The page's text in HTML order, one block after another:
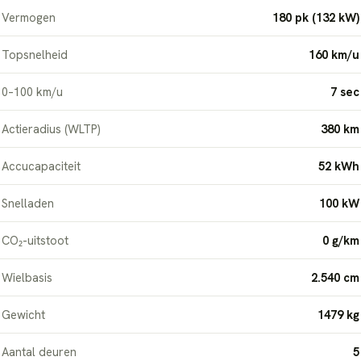
Vermogen 180 pk (132 kW)
Topsnelheid 160 km/u
0–100 km/u 7 sec
Actieradius (WLTP) 380 km
Accucapaciteit 52 kWh
Snelladen 100 kW
CO₂-uitstoot 0 g/km
Wielbasis 2.540 cm
Gewicht 1479 kg
Aantal deuren 5